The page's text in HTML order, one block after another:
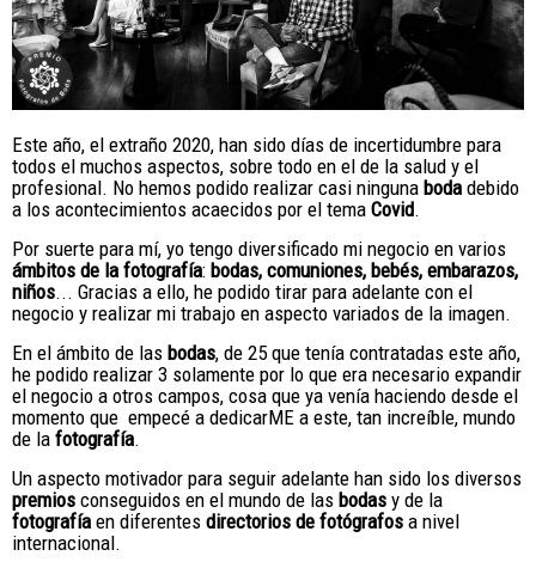
Este año, el extraño 2020, han sido días de incertidumbre para
todos el muchos aspectos, sobre todo en el de la salud y el
profesional. No hemos podido realizar casi ninguna boda debido
a los acontecimientos acaecidos por el tema Covid.
Por suerte para mí, yo tengo diversificado mi negocio en varios
ámbitos de la fotografía: bodas, comuniones, bebés, embarazos,
niños... Gracias a ello, he podido tirar para adelante con el
negocio y realizar mi trabajo en aspecto variados de la imagen.
En el ámbito de las bodas, de 25 que tenía contratadas este año,
he podido realizar 3 solamente por lo que era necesario expandir
el negocio a otros campos, cosa que ya venía haciendo desde el
momento que empecé a dedicarME a este, tan increíble, mundo
de la fotografía.
Un aspecto motivador para seguir adelante han sido los diversos
premios conseguidos en el mundo de las bodas y de la
fotografía en diferentes directorios de fotógrafos a nivel
internacional.